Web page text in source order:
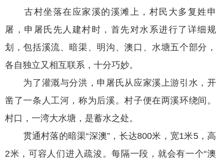
古村坐落在应家溪的溪滩上，村民大多复姓申
屠，申屠氏先人建村时，首先对水系进行了详细规
划，包括溪流、暗渠、明沟、澳口、水塘五个部分，
各自独立又相互联系，十分巧妙。
为了灌溉与分洪，申屠氏从应家溪上游引水，开
凿了一条人工河，称为后溪。村子便在两溪环绕间。
村口，一湾大水塘，是蓄水之处。
贯通村落的暗渠“深澳”，长达800米，宽1米5，高
2米，可容人们进入疏浚。每隔一段，就会有一个“澳